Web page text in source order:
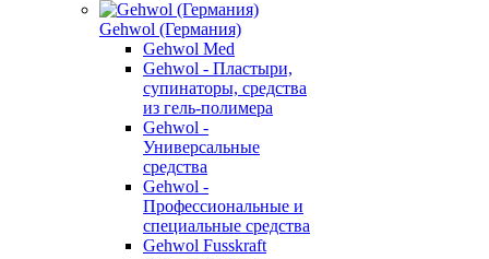
Gehwol (Германия)
Gehwol Med
Gehwol - Пластыри,
супинаторы, средства
из гель-полимера
Gehwol -
Универсальные
средства
Gehwol -
Профессиональные и
специальные средства
Gehwol Fusskraft